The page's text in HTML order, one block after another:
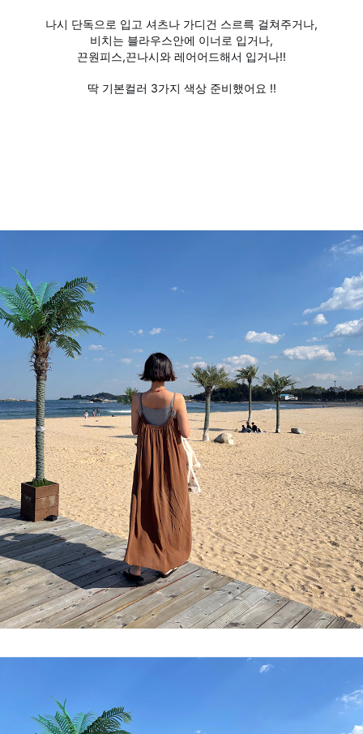
나시 단독으로 입고 셔츠나 가디건 스르륵 걸쳐주거나,
비치는 블라우스안에 이너로 입거나,
끈원피스,끈나시와 레어어드해서 입거나!!
딱 기본컬러 3가지 색상 준비했어요 !!